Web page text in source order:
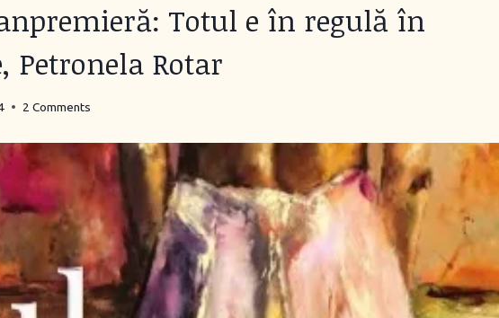
Totul e în regulă în
Rotar
2 Comments